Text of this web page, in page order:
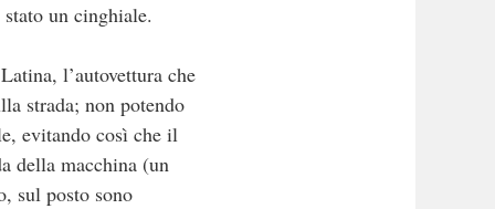
un cinghiale.
l’autovettura che
strada; non potendo
evitando così che il
della macchina (un
sul posto sono